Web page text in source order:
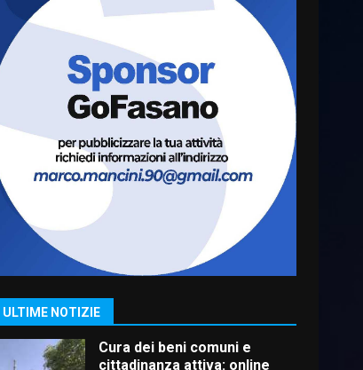
ULTIME NOTIZIE
scrivono al Prefetto: “Noi
cittadini di serie B”
5 Agosto 2026 06:15
7
A Savelletri torna la Sagra del
Pesce Spada: appuntamento
a sabato 8 agosto
5 Agosto 2026 06:10
1
Grazia Neglia, coordinatrice
cittadina di Fratelli d’Italia,
pronta a tornare in Consiglio
Cura dei beni comuni e
cittadinanza attiva: online